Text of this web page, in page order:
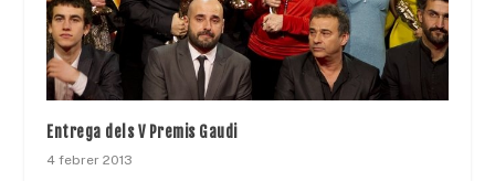
Entrega dels V Premis Gaudi
4 febrer 2013